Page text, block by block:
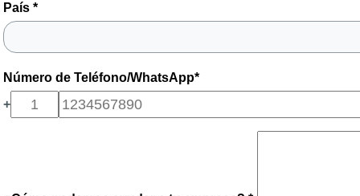
País *
Número de Teléfono/WhatsApp*
+